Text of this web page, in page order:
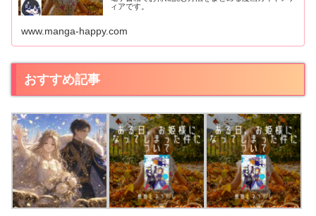
ィアです。
www.manga-happy.com
おすすめ記事